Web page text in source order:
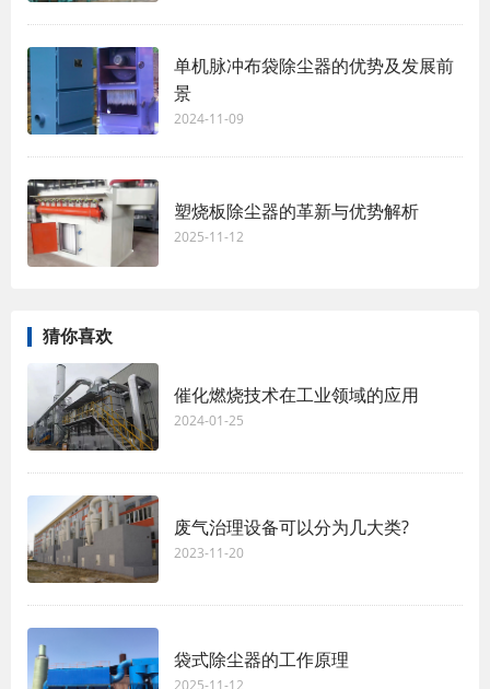
单机脉冲布袋除尘器的优势及发展前
景
2024-11-09
塑烧板除尘器的革新与优势解析
2025-11-12
猜你喜欢
催化燃烧技术在工业领域的应用
2024-01-25
废气治理设备可以分为几大类?
2023-11-20
袋式除尘器的工作原理
2025-11-12